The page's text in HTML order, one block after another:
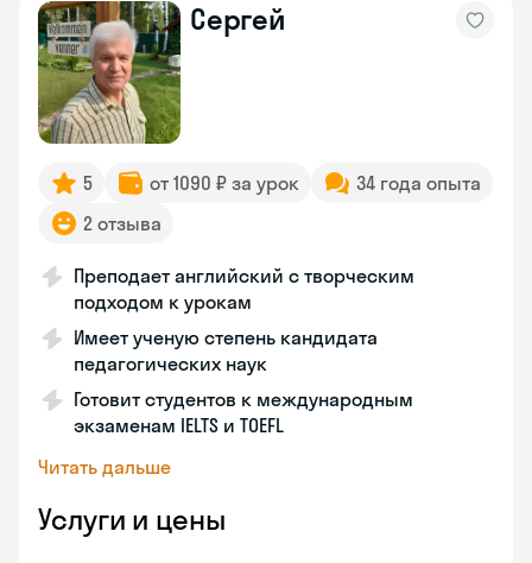
Сергей
5 от 1090 ₽ за урок
34 года опыта
2 отзыва
Преподает английский с творческим
подходом к урокам
Имеет ученую степень кандидата
педагогических наук
Готовит студентов к международным
экзаменам IELTS и TOEFL
Читать дальше
Услуги и цены